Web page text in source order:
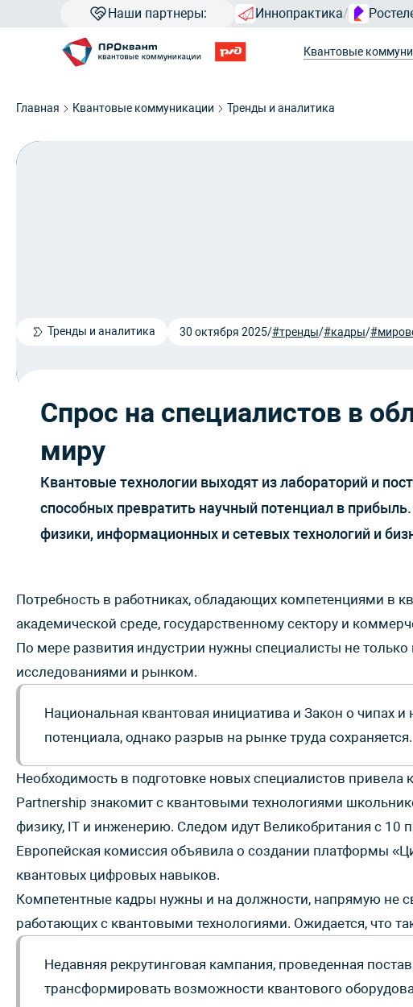
Наши партнеры: Иннопрактика/
Квантовые
Главная Квантовые коммуникации Тренды и аналитика
Тренды и аналитика 30 октября 2025/#тренды/#кадры/
Спрос на специалистов в
миру
Квантовые технологии выходят из лабораторий и
способных превратить научный потенциал в
физики, информационных и сетевых технологий и
Потребность в работниках, обладающих компетенциями в
академической среде, государственному сектору и
По мере развития индустрии нужны специалисты не
исследованиями и рынком.
Национальная квантовая инициатива и Закон о чипах
потенциала, однако разрыв на рынке труда сохраняется.
Необходимость в подготовке новых специалистов
Partnership знакомит с квантовыми технологиями
физику, IT и инженерию. Следом идут Великобритания с
Европейская комиссия объявила о создании платформы
квантовых цифровых навыков.
Компетентные кадры нужны и на должности, напрямую не
работающих с квантовыми технологиями. Ожидается, что
Недавняя рекрутинговая кампания, проведенная
трансформировать возможности квантового